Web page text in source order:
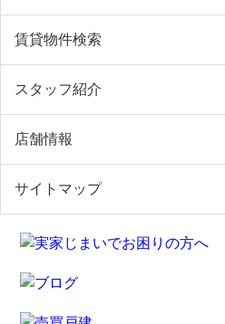
賃貸物件検索
スタッフ紹介
店舗情報
サイトマップ